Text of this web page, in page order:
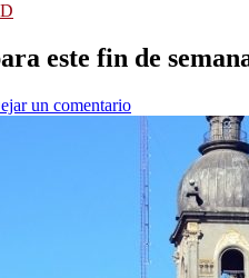
este fin de
un comentario